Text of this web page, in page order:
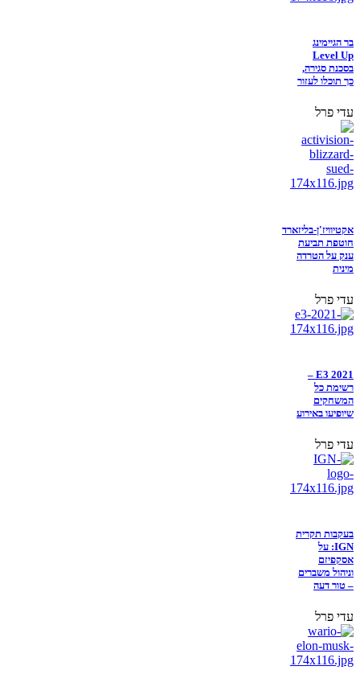
בר הגיימינג
Level Up
בסכנת סגירה,
כך תוכלו לעזור
עדי פרל
אקטיוויז'ן-בליזארד
חוטפת תביעת
ענק על הטרדה
מינית
עדי פרל
E3 2021 –
רשימת כל
המשחקים
שיופיעו באירוע
עדי פרל
בעקבות תקרית
IGN: על
אסקפיזם
וניהול משברים
– טור דעה
עדי פרל